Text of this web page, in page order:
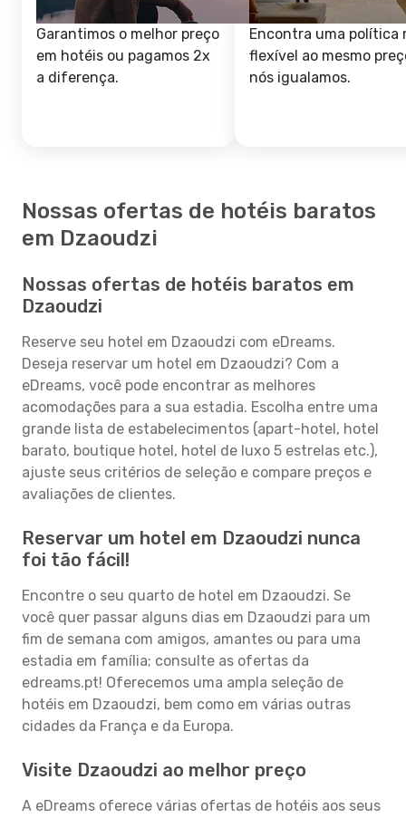
Garantimos o melhor preço
em hotéis ou pagamos 2x
a diferença.
Encontra uma política
flexível ao mesmo
nós igualamos.
Nossas ofertas de hotéis baratos
em Dzaoudzi
Nossas ofertas de hotéis baratos em
Dzaoudzi
Reserve seu hotel em Dzaoudzi com eDreams.
Deseja reservar um hotel em Dzaoudzi? Com a
eDreams, você pode encontrar as melhores
acomodações para a sua estadia. Escolha entre uma
grande lista de estabelecimentos (apart-hotel, hotel
barato, boutique hotel, hotel de luxo 5 estrelas etc.),
ajuste seus critérios de seleção e compare preços e
avaliações de clientes.
Reservar um hotel em Dzaoudzi nunca
foi tão fácil!
Encontre o seu quarto de hotel em Dzaoudzi. Se
você quer passar alguns dias em Dzaoudzi para um
fim de semana com amigos, amantes ou para uma
estadia em família; consulte as ofertas da
edreams.pt! Oferecemos uma ampla seleção de
hotéis em Dzaoudzi, bem como em várias outras
cidades da França e da Europa.
Visite Dzaoudzi ao melhor preço
A eDreams oferece várias ofertas de hotéis aos seus